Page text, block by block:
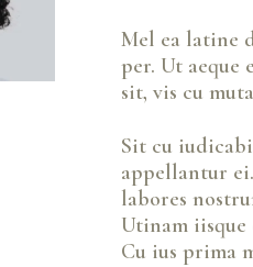
Mel ea latine
per. Ut aeque
sit, vis cu
Sit cu
appellantur
labores
Utinam iisque
Cu ius prima